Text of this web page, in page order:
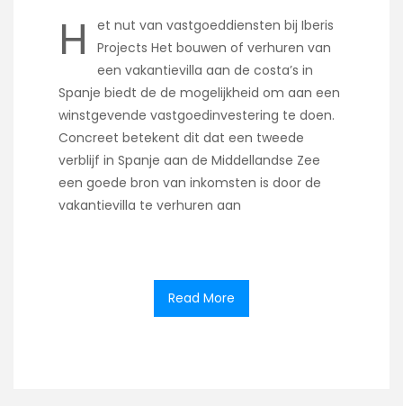
H
et nut van vastgoeddiensten bij Iberis
Projects Het bouwen of verhuren van
een vakantievilla aan de costa’s in
Spanje biedt de de mogelijkheid om aan een
winstgevende vastgoedinvestering te doen.
Concreet betekent dit dat een tweede
verblijf in Spanje aan de Middellandse Zee
een goede bron van inkomsten is door de
vakantievilla te verhuren aan
Read More